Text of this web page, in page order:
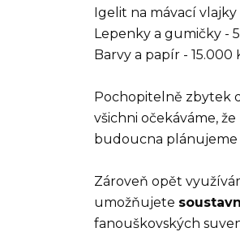
Igelit na mávací vlajky
Lepenky a gumičky -
Barvy a papír - 15.000
Pochopitelně zbytek
všichni očekáváme,
budoucna plánujeme
Zároveň opět
umožňujete
fanouškovských